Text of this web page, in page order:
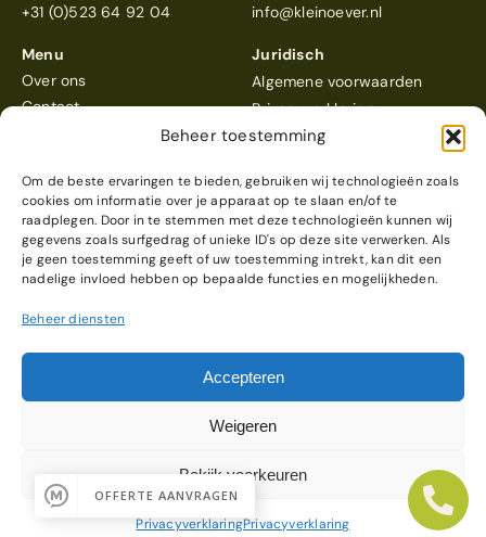
Beheer toestemming
Om de beste ervaringen te bieden, gebruiken wij technologieën zoals
cookies om informatie over je apparaat op te slaan en/of te
raadplegen. Door in te stemmen met deze technologieën kunnen wij
gegevens zoals surfgedrag of unieke ID's op deze site verwerken. Als
je geen toestemming geeft of uw toestemming intrekt, kan dit een
nadelige invloed hebben op bepaalde functies en mogelijkheden.
Beheer diensten
Accepteren
Weigeren
Bekijk voorkeuren
PrivacyverklaringPrivacyverklaring
+31 (0)523 64 92 04
info@kleinoever.nl
Menu
Over ons
Contact
Juridisch
Algemene voorwaarden
Privacyverklaring
Klein Oeverscoort een 4,6
Reviews bekijken
Webdesign & realisatie